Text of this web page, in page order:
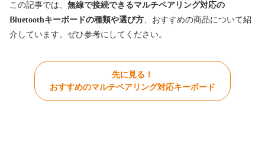
この記事では、 無線で接続できるマルチペアリング対応の
Bluetoothキーボードの種類や選び方、おすすめの商品について紹
介しています。ぜひ参考にしてください。
先に見る！
おすすめのマルチペアリング対応キーボード